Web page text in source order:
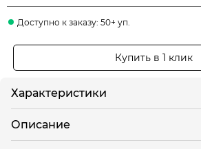
Доступно к заказу: 50+ уп.
Купить в 1 клик
Характеристики
Описание